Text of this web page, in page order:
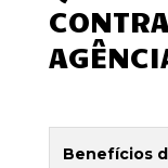
Benefícios